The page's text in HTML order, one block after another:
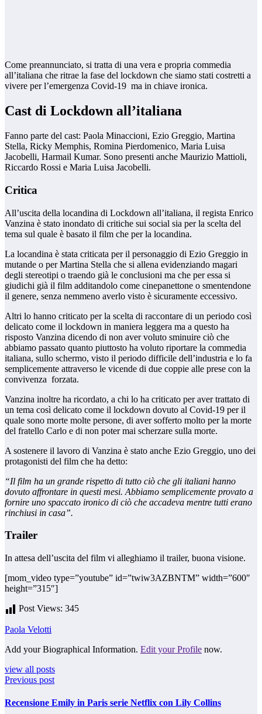
Come preannunciato, si tratta di una vera e propria commedia
all’italiana che ritrae la fase del lockdown che siamo stati costretti a
vivere per l’emergenza Covid-19 ma in chiave ironica.
Cast di Lockdown all’italiana
Fanno parte del cast: Paola Minaccioni, Ezio Greggio, Martina
Stella, Ricky Memphis, Romina Pierdomenico, Maria Luisa
Jacobelli, Harmail Kumar. Sono presenti anche Maurizio Mattioli,
Riccardo Rossi e Maria Luisa Jacobelli.
Critica
All’uscita della locandina di Lockdown all’italiana, il regista Enrico
Vanzina è stato inondato di critiche sui social sia per la scelta del
tema sul quale è basato il film che per la locandina.
La locandina è stata criticata per il personaggio di Ezio Greggio in
mutande o per Martina Stella che si allena evidenziando magari
degli stereotipi o traendo già le conclusioni ma che per essa si
giudichi già il film additandolo come cinepanettone o smentendone
il genere, senza nemmeno averlo visto è sicuramente eccessivo.
Altri lo hanno criticato per la scelta di raccontare di un periodo così
delicato come il lockdown in maniera leggera ma a questo ha
risposto Vanzina dicendo di non aver voluto sminuire ciò che
abbiamo passato quanto piuttosto ha voluto riportare la commedia
italiana, sullo schermo, visto il periodo difficile dell’industria e lo fa
semplicemente attraverso le vicende di due coppie alle prese con la
convivenza forzata.
Vanzina inoltre ha ricordato, a chi lo ha criticato per aver trattato di
un tema così delicato come il lockdown dovuto al Covid-19 per il
quale sono morte molte persone, di aver sofferto molto per la morte
del fratello Carlo e di non poter mai scherzare sulla morte.
A sostenere il lavoro di Vanzina è stato anche Ezio Greggio, uno dei
protagonisti del film che ha detto:
“Il film ha un grande rispetto di tutto ciò che gli italiani hanno
dovuto affrontare in questi mesi. Abbiamo semplicemente provato a
fornire uno spaccato ironico di ciò che accadeva mentre tutti erano
rinchiusi in casa”.
Trailer
In attesa dell’uscita del film vi alleghiamo il trailer, buona visione.
[mom_video type=”youtube” id=”twiw3AZBNTM” width=”600″
height=”315″]
Post Views: 345
Paola Velotti
Add your Biographical Information. Edit your Profile now.
view all posts
Previous post
Recensione Emily in Paris serie Netflix con Lily Collins